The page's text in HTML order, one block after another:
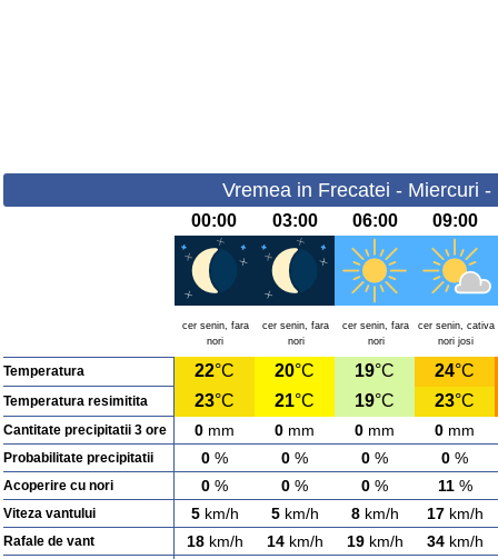
Vremea in Frecatei - Miercuri -
00:00 03:00 06:00 09:00
cer senin, fara
nori
cer senin, fara
nori
cer senin, fara
nori
cer senin, cativa
nori josi
Temperatura 22°C 20°C 19°C 24°C
Temperatura resimitita 23°C 21°C 19°C 23°C
Cantitate precipitatii 3 ore 0 mm 0 mm 0 mm 0 mm
Probabilitate precipitatii 0 % 0 % 0 % 0 %
Acoperire cu nori 0 % 0 % 0 % 11%
Viteza vantului 5km/h 5km/h 8km/h 17km/h
Rafale de vant 18km/h 14km/h 19km/h 34km/h